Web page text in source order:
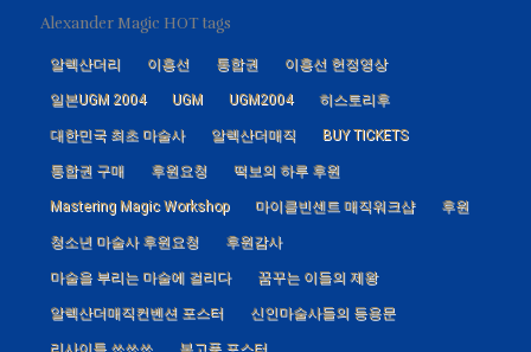
Alexander Magic HOT tags
알렉산더리 이흥선 통합권 이흥선 헌정영상
일본UGM 2004 UGM UGM2004 히스토리후
대한민국 최초 마술사 알렉산더매직 BUY TICKETS
통합권 구매 후원요청 떡보의 하루 후원
Mastering Magic Workshop 마이클빈센트 매직워크샵 후원
청소년 마술사 후원요청 후원감사
마술을 부리는 마술에 걸리다 꿈꾸는 이들의 제왕
알렉산더매직컨벤션 포스터 신인마술사들의 등용문
리사이틀 쑈쑈쑈 복고풍 포스터